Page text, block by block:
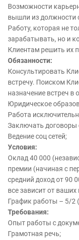
Возможности
вышли из должности
Работу, которая не
зарабатывать, но и
Клиентам решить их
Обязанности:
Консультировать
встречу. Поиском
назначение встреч в
Юридическое
Работа
Заключать договоры
Ведение соц сетей;
Условия:
Оклад 40 000
премии (начиная с
средний доход от 90
все зависит от ваших
График работы – 5/2
Требования:
Опыт работы с
Грамотная речь;